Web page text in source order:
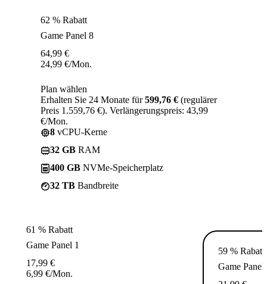
62 % Rabatt
Game Panel 8
64,99 €
24,99 €/Mon.
Plan wählen
Erhalten Sie 24 Monate für599,76 € (regulärer
Preis 1.559,76 €). Verlängerungspreis: 43,99
€/Mon.
8 vCPU-Kerne
32 GB RAM
400 GB NVMe-Speicherplatz
32 TB Bandbreite
61 % Rabatt
Game Panel 1
17,99 €
6,99 €/Mon.
59 % Rabatt
Game Panel